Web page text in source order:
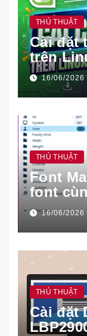
THỦ THUẬT
Cài đặt
trên
16/06/2026
THỦ THUẬT
Font
font
16/06/2026
THỦ THUẬT
Cài đặt